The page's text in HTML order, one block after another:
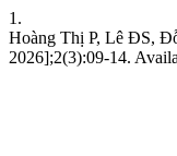
1.
Hoàng Thị P, Lê ĐS,
2026];2(3):09-14.